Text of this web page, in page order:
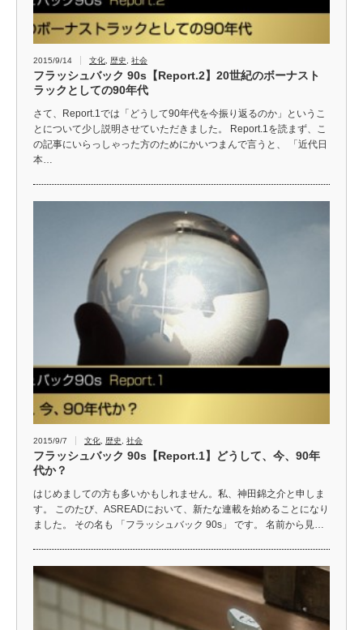
2015/9/14 文化, 歴史, 社会
フラッシュバック 90s【Report.2】20世紀のボーナスト
ラックとしての90年代
さて、Report.1では「どうして90年代を今振り返るのか」というこ
とについて少し説明させていただきました。 Report.1を読まず、こ
の記事にいらっしゃった方のためにかいつまんで言うと、 「近代日
本…
2015/9/7 文化 歴史 社会
フラッシュバック 90s【Report.1】どうして、今、90年
代か？
はじめましての方も多いかもしれません。私、神田錦之介と申しま
す。 このたび、ASREADにおいて、新たな連載を始めることになり
ました。 その名も 「フラッシュバック 90s」 です。 名前から見…